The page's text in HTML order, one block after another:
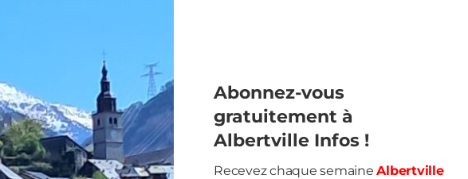
QUALITÉ DE L’AIR
Abonnez-vous
gratuitement à
Albertville Infos !
Recevez chaque semaineAlbertville